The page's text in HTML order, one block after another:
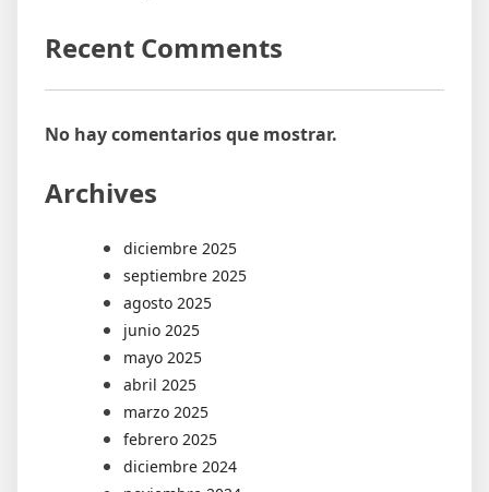
Recent Comments
No hay comentarios que mostrar.
Archives
diciembre 2025
septiembre 2025
agosto 2025
junio 2025
mayo 2025
abril 2025
marzo 2025
febrero 2025
diciembre 2024